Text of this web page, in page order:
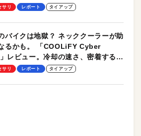
サリ レポート タイアップ
バイクは地獄？ ネッククーラーが助
るかも。 「COOLiFY Cyber
レビュー。冷却の速さ、密着する冷
ート、シンプルな操作性がグッド！
サリ レポート タイアップ